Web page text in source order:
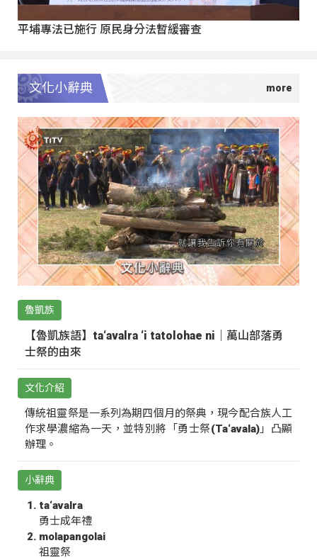
平埔專法已施行 原民身分法暫緩審查
文化小辭典
魯凱族
【魯凱族語】ta‘avalra ‘i tatolohae ni｜萬山部落勇
士祭的由來
文化介紹
傳統祖靈祭是一系列為期四個月的祭典，現今配合族人工
作求學濃縮為一天，並特別將「勇士祭(Ta‘avala)」凸顯
辦理。
小辭典
ta‘avalra
勇士成年禮
molapangolai
祖靈祭